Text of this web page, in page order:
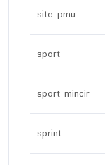
site pmu
sport
sport mincir
sprint